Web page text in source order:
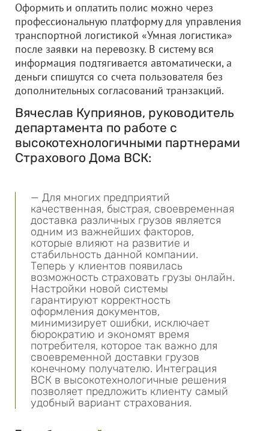
Оформить и оплатить полис можно через
профессиональную платформу для управления
транспортной логистикой «Умная логистика»
после заявки на перевозку. В систему вся
информация подтягивается автоматически, а
деньги спишутся со счета пользователя без
дополнительных согласований транзакций.
Вячеслав Куприянов, руководитель
департамента по работе с
высокотехнологичными партнерами
Страхового Дома ВСК:
— Для многих предприятий
качественная, быстрая, своевременная
доставка различных грузов является
одним из важнейших факторов,
которые влияют на развитие и
стабильность данной компании.
Теперь у клиентов появилась
возможность страховать грузы онлайн.
Настройки новой системы
гарантируют корректность
оформления документов,
минимизирует ошибки, исключает
бюрократию и экономят время
потребителя, которое так важно для
своевременной доставки грузов
конечному получателю. Интеграция
ВСК в высокотехнологичные решения
позволяет предложить клиенту самый
удобный вариант страхования.